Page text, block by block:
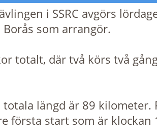
i SSRC avgörs
Borås som arrangör.
totalt, där två körs två
totala längd är 89 kilometer.
första start som är klockan